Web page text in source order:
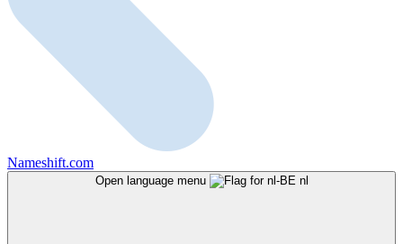
Nameshift.com
Open language menu nl